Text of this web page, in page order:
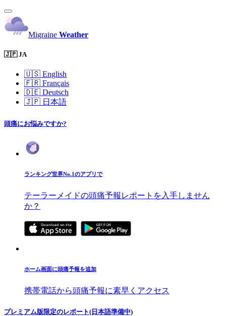
Migraine Weather
🇯🇵 JA
🇺🇸 English
🇫🇷 Français
🇩🇪 Deutsch
🇯🇵 日本語
頭痛にお悩みですか?
ランキング世界No.1のアプリで
テーラーメイドの頭痛予報レポートを入手しません
か？
ホーム画面に頭痛予報を追加
携帯電話から頭痛予報に素早くアクセス
プレミアム版限定のレポート(日本語準備中)